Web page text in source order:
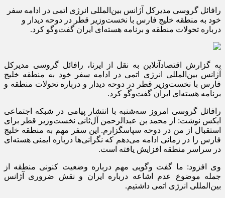
رافائل گروسی مدیرکل آژانس بین‌المللی انرژی اتمی در ادامه سفر
خود به منطقه خلیج فارس با نخست‌وزیر قطر در دوحه دیدار و
درباره تحولات منطقه و برنامه هسته‌ای ایران گفت‌و‌گو کرد.
به گزارش اقتصادآنلاین به نقل از ایرنا، رافائل گروسی مدیرکل
آژانس بین‌المللی انرژی اتمی در ادامه سفر خود به منطقه خلیج
فارس با نخست‌وزیر قطر در دوحه دیدار و درباره تحولات منطقه و
برنامه هسته‌ای ایران گفت‌و‌گو کرد.
رافائل گروسی امروز سه‌شنبه با انتشار پیامی در شبکه اجتماعی
ایکس نوشت: از محمد بن عبدالرحمن آل‌ثانی نخست‌وزیر قطر برای
استقبال از من در دوحه سپاسگزارم. این سفر مهم به منطقه خلیج
فارس را در زمانی ادامه می‌دهم که نگرانی‌ها درباره ایمنی هسته‌ای
در سراسر منطقه افزایش یافته است.
وی افزود: ما گفت وگویی مهم درباره وضعیت کنونی منطقه از
جمله موضوع عدم اشاعه درباره ایران و نقش ضروری آژانس
بین‌المللی انرژی اتمی داشتیم.